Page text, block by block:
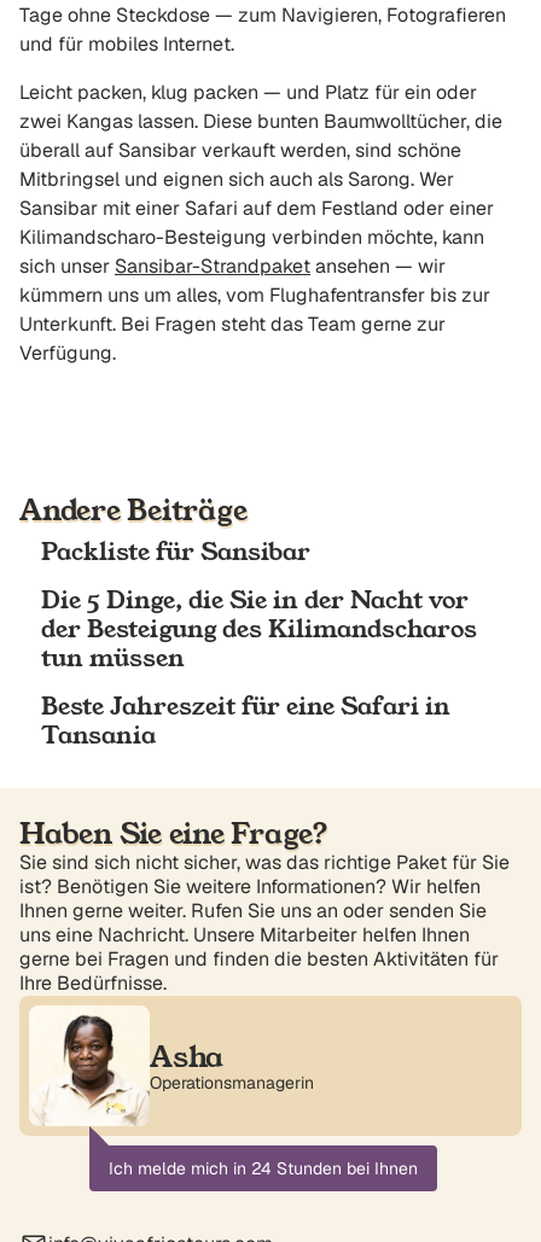
Tage ohne Steckdose — zum Navigieren, Fotografieren
und für mobiles Internet.
Leicht packen, klug packen — und Platz für ein oder
zwei Kangas lassen. Diese bunten Baumwolltücher, die
überall auf Sansibar verkauft werden, sind schöne
Mitbringsel und eignen sich auch als Sarong. Wer
Sansibar mit einer Safari auf dem Festland oder einer
Kilimandscharo-Besteigung verbinden möchte, kann
sich unser Sansibar-Strandpaketansehen — wir
kümmern uns um alles, vom Flughafentransfer bis zur
Unterkunft. Bei Fragen steht das Team gerne zur
Verfügung.
Andere Beiträge
Packliste für Sansibar
Die 5 Dinge, die Sie in der Nacht vor
der Besteigung des Kilimandscharos
tun müssen
Beste Jahreszeit für eine Safari in
Tansania
Haben Sie eine Frage?
Sie sind sich nicht sicher, was das richtige Paket für Sie
ist? Benötigen Sie weitere Informationen? Wir helfen
Ihnen gerne weiter. Rufen Sie uns an oder senden Sie
uns eine Nachricht. Unsere Mitarbeiter helfen Ihnen
gerne bei Fragen und finden die besten Aktivitäten für
Ihre Bedürfnisse.
Asha
Operationsmanagerin
Ich melde mich in 24 Stunden bei Ihnen